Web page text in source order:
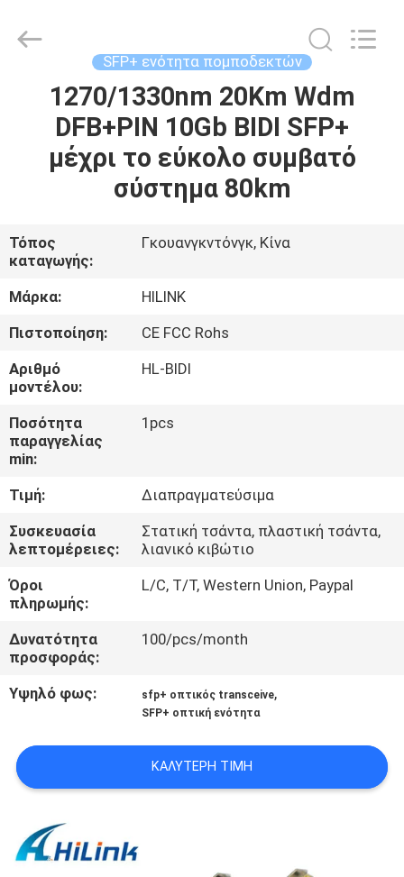
ΣΠΊΤΙ
ΠΡΟΪΌΝΤΑ
ΜΕ
ΕΜΆΣ
ΕΠΙΣΚΕΨΉ
ΕΡΓΟΣΤΑΣΊΟΥ
ΈΛΕΓΧΟΣ
ΠΟΙΌΤΗΤΑΣ
ΕΠΙΚΟΙΝΩΝΉΣΤΕ
ΜΑΖΊ
ΕΙΔΉΣΕΙΣ
ΥΠΟΘΈΣΕΙΣ
ΖΗΤΉΣΤΕ
ΠΡΟΣΦΟΡΆ
SITEMAP
Technology
Co.,Ltd..
SFP+ ενότητα πομποδεκτών
1270/1330nm 20Km Wdm
DFB+PIN 10Gb BIDI SFP+
μέχρι το εύκολο συμβατό
σύστημα 80km
Τόπος
καταγωγής:
Γκουανγκντόνγκ, Κίνα
Μάρκα:
HILINK
Πιστοποίηση:
CE FCC Rohs
Αριθμό
μοντέλου:
HL-BIDI
Ποσότητα
παραγγελίας
min:
1pcs
Τιμή:
Διαπραγματεύσιμα
Συσκευασία
λεπτομέρειες:
Στατική τσάντα, πλαστική τσάντα,
λιανικό κιβώτιο
Όροι
πληρωμής:
L/C, T/T, Western Union, Paypal
Δυνατότητα
προσφοράς:
100/pcs/month
Υψηλό φως: sfp+ οπτικός transceive,
SFP+ οπτική ενότητα
ΚΑΛΎΤΕΡΗ ΤΙΜΉ